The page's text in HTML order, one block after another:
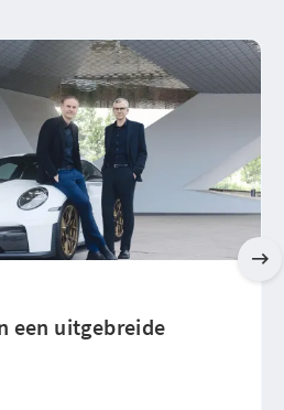
een uitgebreide